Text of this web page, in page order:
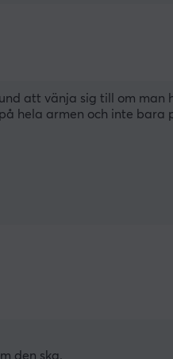
att vänja sig till om
hela armen och inte bara
den ska.